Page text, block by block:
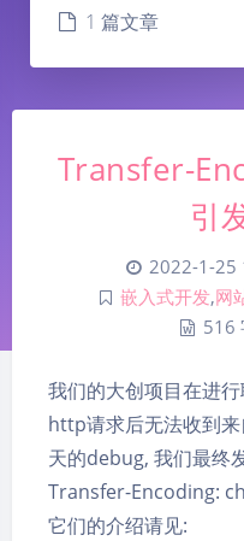
夜间模式
1 篇文章
Transfer-
引
2022-1-25
嵌入式开发,网
516
我们的大创项目在进
http请求后无法收到
天的debug, 我们最终
Transfer-Encoding:
它们的介绍请见: